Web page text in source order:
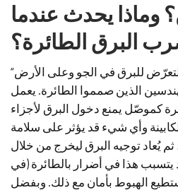
وماذا يحدث عندما
البرق الطائرة؟
“الطائرات مُصمَّمة لتحمُّل التعرّض للبرق في الجو وعلى الأرض
الذين صمموا الطائرة. يعمل
كموصّل يمنع دخول البرق لأجزاء
وأي شيء قد يؤثر على سلامة
ثم يُعاد توجيه البرق ليخرج من خلال
يتسبب هذا في أضرار بالطائرة (في
الهبوط بأمان مع ذلك. وبفضل